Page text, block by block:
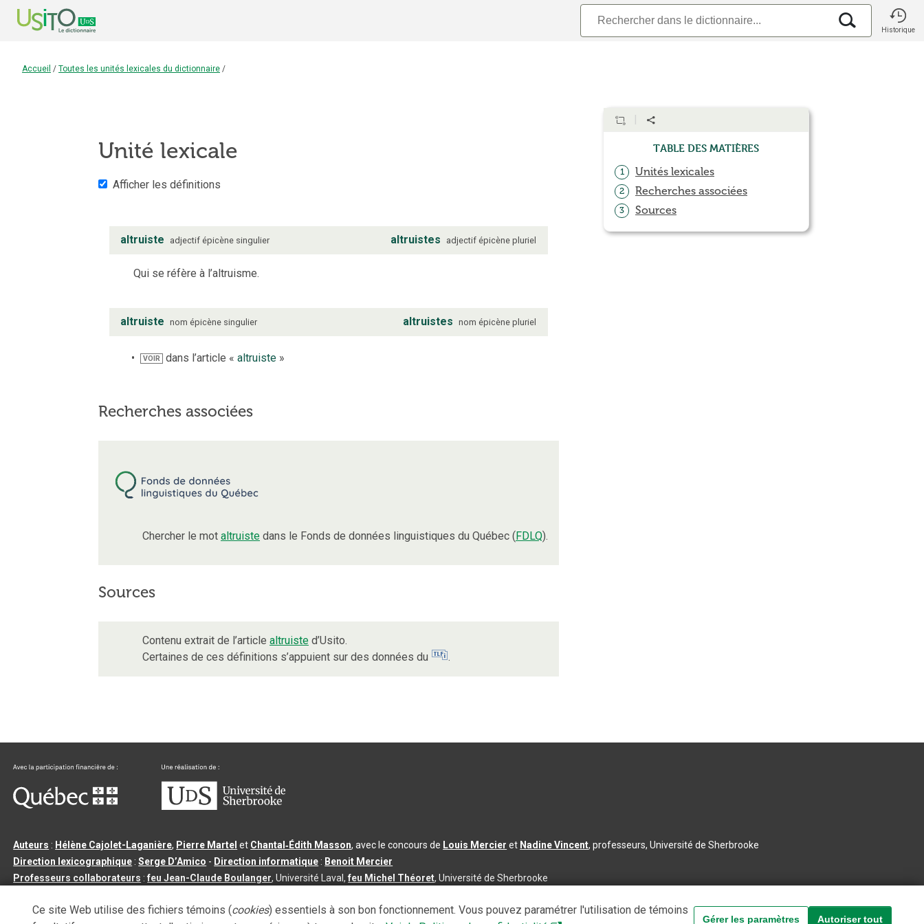
Historique
Accueil / Toutes les unités lexicales du dictionnaire /
Unité lexicale
Afficher les définitions
altruiste adjectif épicène singulier altruistes adjectif épicène pluriel
Qui se réfère à l’altruisme.
altruiste nom épicène singulier altruistes nom épicène pluriel
VOIR dans l’article «altruiste »
Recherches associées
Chercher le mot altruiste dans le Fonds de données linguistiques du Québec (FDLQ).
Sources
Contenu extrait de l’article altruiste d’Usito.
Certaines de ces définitions s’appuient sur des données du
.
Table des matières
1 Unités lexicales
2 Recherches associées
3 Sources
Auteurs : Hélène Cajolet-Laganière, Pierre Martel et Chantal‑Édith Masson, avec le concours de Louis Mercier et Nadine Vincent, professeurs, Université de Sherbrooke
Direction lexicographique :Serge D’Amico - Direction informatique : Benoit Mercier
Professeurs collaborateurs :feu Jean-Claude Boulanger, Université Laval,feu Michel Théoret, Université de Sherbrooke
Tous droits réservés©Université de Sherbrooke |3.2.2- Dernière mise à jour du contenu :2026-08-03
Ce site Web utilise des fichiers témoins (cookies) essentiels à son bon fonctionnement. Vous pouvez paramétrer l'utilisation de témoins
Gérer les paramètres Autoriser tout